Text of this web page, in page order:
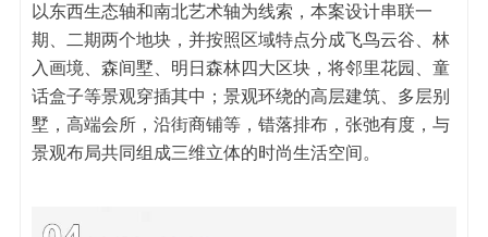
以东西生态轴和南北艺术轴为线索，本案设计串联一
期、二期两个地块，并按照区域特点分成飞鸟云谷、林
入画境、森间墅、明日森林四大区块，将邻里花园、童
话盒子等景观穿插其中；景观环绕的高层建筑、多层别
墅，高端会所，沿街商铺等，错落排布，张弛有度，与
景观布局共同组成三维立体的时尚生活空间。